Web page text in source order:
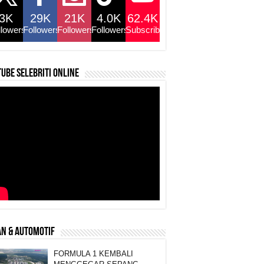
29K
Followers
21K
Followers
4.0K
Followers
62.4K
Subscribers
selebriti online
& AUTOMOTIF
FORMULA 1 KEMBALI